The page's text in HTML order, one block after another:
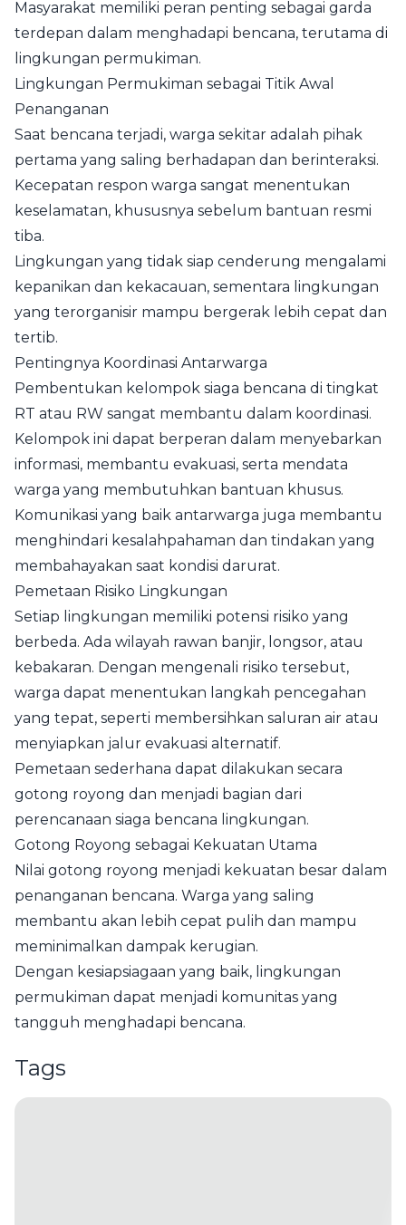
Masyarakat memiliki peran penting sebagai garda
terdepan dalam menghadapi bencana, terutama di
lingkungan permukiman.
Lingkungan Permukiman sebagai Titik Awal
Penanganan
Saat bencana terjadi, warga sekitar adalah pihak
pertama yang saling berhadapan dan berinteraksi.
Kecepatan respon warga sangat menentukan
keselamatan, khususnya sebelum bantuan resmi
tiba.
Lingkungan yang tidak siap cenderung mengalami
kepanikan dan kekacauan, sementara lingkungan
yang terorganisir mampu bergerak lebih cepat dan
tertib.
Pentingnya Koordinasi Antarwarga
Pembentukan kelompok siaga bencana di tingkat
RT atau RW sangat membantu dalam koordinasi.
Kelompok ini dapat berperan dalam menyebarkan
informasi, membantu evakuasi, serta mendata
warga yang membutuhkan bantuan khusus.
Komunikasi yang baik antarwarga juga membantu
menghindari kesalahpahaman dan tindakan yang
membahayakan saat kondisi darurat.
Pemetaan Risiko Lingkungan
Setiap lingkungan memiliki potensi risiko yang
berbeda. Ada wilayah rawan banjir, longsor, atau
kebakaran. Dengan mengenali risiko tersebut,
warga dapat menentukan langkah pencegahan
yang tepat, seperti membersihkan saluran air atau
menyiapkan jalur evakuasi alternatif.
Pemetaan sederhana dapat dilakukan secara
gotong royong dan menjadi bagian dari
perencanaan siaga bencana lingkungan.
Gotong Royong sebagai Kekuatan Utama
Nilai gotong royong menjadi kekuatan besar dalam
penanganan bencana. Warga yang saling
membantu akan lebih cepat pulih dan mampu
meminimalkan dampak kerugian.
Dengan kesiapsiagaan yang baik, lingkungan
permukiman dapat menjadi komunitas yang
tangguh menghadapi bencana.
Tags